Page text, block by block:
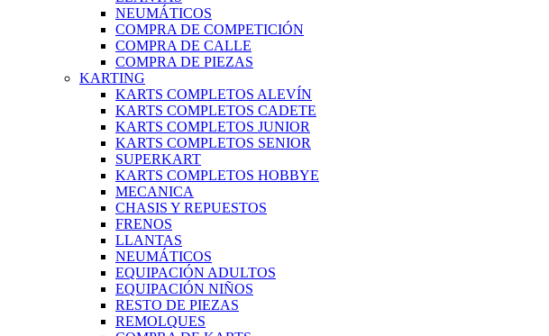
NEUMÁTICOS
COMPRA DE COMPETICIÓN
COMPRA DE CALLE
COMPRA DE PIEZAS
KARTING
KARTS COMPLETOS ALEVÍN
KARTS COMPLETOS CADETE
KARTS COMPLETOS JUNIOR
KARTS COMPLETOS SENIOR
SUPERKART
KARTS COMPLETOS HOBBYE
MECANICA
CHASIS Y REPUESTOS
FRENOS
LLANTAS
NEUMÁTICOS
EQUIPACIÓN ADULTOS
EQUIPACIÓN NIÑOS
RESTO DE PIEZAS
REMOLQUES